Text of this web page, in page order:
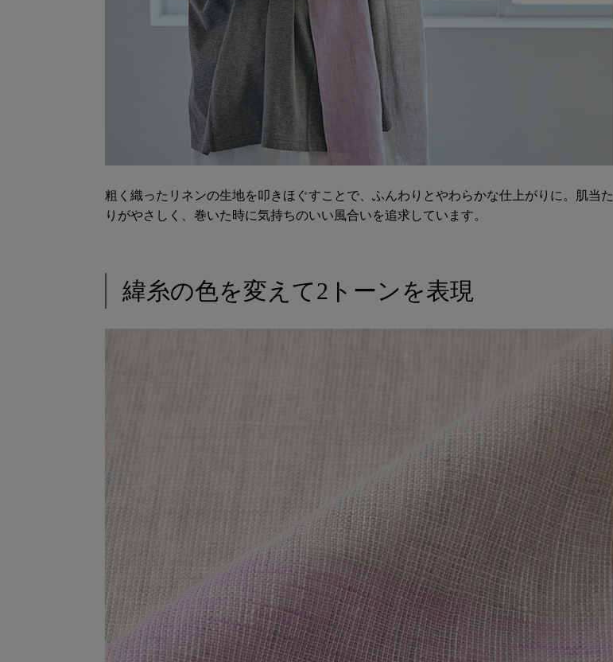
粗く織ったリネンの生地を叩きほぐすことで、ふんわりとやわらかな仕上がりに。肌当た
りがやさしく、巻いた時に気持ちのいい風合いを追求しています。
緯糸の色を変えて2トーンを表現